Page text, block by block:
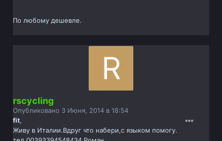
По любому дешевле.
rscycling
Опубликовано 3 Июня, 2014 в 18:54
fit,
Живу в Италии.Вдруг что набери,с языком помогу.